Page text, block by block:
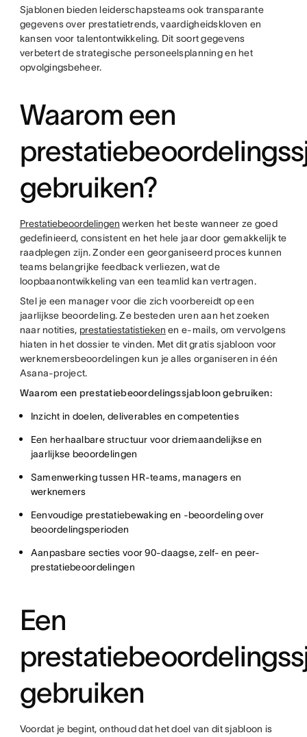
Sjablonen bieden leiderschapsteams ook transparante
gegevens over prestatietrends, vaardigheidskloven en
kansen voor talentontwikkeling. Dit soort gegevens
verbetert de strategische personeelsplanning en het
opvolgingsbeheer.
Waarom een
gebruiken?
Prestatiebeoordelingen werken het beste wanneer ze goed
gedefinieerd, consistent en het hele jaar door gemakkelijk te
raadplegen zijn. Zonder een georganiseerd proces kunnen
teams belangrijke feedback verliezen, wat de
loopbaanontwikkeling van een teamlid kan vertragen.
Stel je een manager voor die zich voorbereidt op een
jaarlijkse beoordeling. Ze besteden uren aan het zoeken
naar notities, prestatiestatistieken en e-mails, om vervolgens
hiaten in het dossier te vinden. Met dit gratis sjabloon voor
werknemersbeoordelingen kun je alles organiseren in één
Asana-project.
Waarom een prestatiebeoordelingssjabloon gebruiken:
Inzicht in doelen, deliverables en competenties
Een herhaalbare structuur voor driemaandelijkse en
jaarlijkse beoordelingen
Samenwerking tussen HR-teams, managers en
werknemers
Eenvoudige prestatiebewaking en -beoordeling over
beoordelingsperioden
Aanpasbare secties voor 90-daagse, zelf- en peer-
prestatiebeoordelingen
Een
gebruiken
Voordat je begint, onthoud dat het doel van dit sjabloon is